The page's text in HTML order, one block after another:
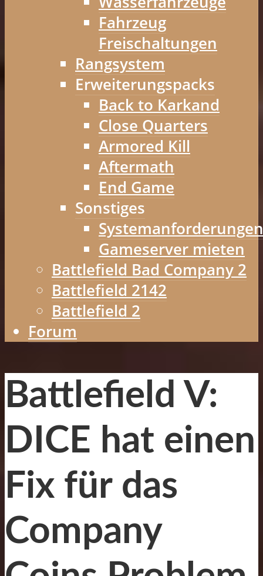
Fahrzeug
Freischaltungen
Rangsystem
Erweiterungspacks
Back to Karkand
Close Quarters
Armored Kill
Aftermath
End Game
Sonstiges
Systemanforderungen
Gameserver mieten
Battlefield Bad Company 2
Battlefield 2142
Battlefield 2
Forum
Battlefield V:
DICE hat einen
Fix für das
Company